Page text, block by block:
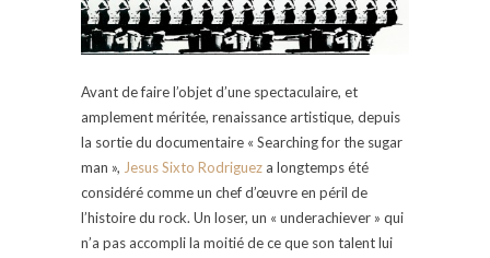
Avant de faire l’objet d’une spectaculaire, et
amplement méritée, renaissance artistique, depuis
la sortie du documentaire « Searching for the sugar
man », Jesus Sixto Rodriguez a longtemps été
considéré comme un chef d’œuvre en péril de
l’histoire du rock. Un loser, un « underachiever » qui
n’a pas accompli la moitié de ce que son talent lui